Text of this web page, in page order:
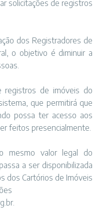
solicitações de registros
dos Registradores de
o objetivo é diminuir a
registros de imóveis do
que permitirá que
possa ter acesso aos
feitos presencialmente.
mesmo valor legal do
a ser disponibilizada
dos Cartórios de Imóveis
.